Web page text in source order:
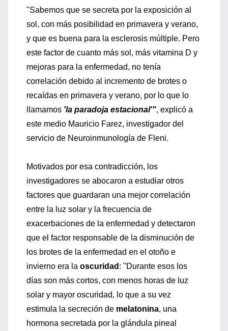
"Sabemos que se secreta por la exposición al
sol, con más posibilidad en primavera y verano,
y que es buena para la esclerosis múltiple. Pero
este factor de cuanto más sol, más vitamina D y
mejoras para la enfermedad, no tenía
correlación debido al incremento de brotes o
recaídas en primavera y verano, por lo que lo
llamamos 'la paradoja estacional'", explicó a
este medio Mauricio Farez, investigador del
servicio de Neuroinmunología de Fleni.
Motivados por esa contradicción, los
investigadores se abocaron a estudiar otros
factores que guardaran una mejor correlación
entre la luz solar y la frecuencia de
exacerbaciones de la enfermedad y detectaron
que el factor responsable de la disminución de
los brotes de la enfermedad en el otoño e
invierno era la oscuridad : "Durante esos los
días son más cortos, con menos horas de luz
solar y mayor oscuridad, lo que a su vez
estimula la secreción de melatonina, una
hormona secretada por la glándula pineal